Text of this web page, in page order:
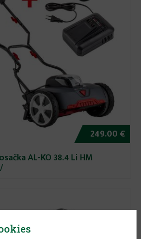
249.00 €
AL-KO 38.4 Li HM